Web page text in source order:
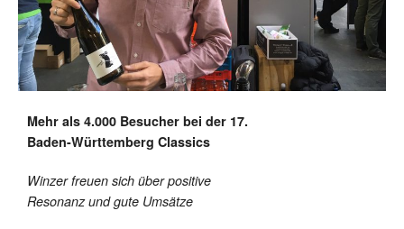
Mehr als 4.000 Besucher bei der 17.
Baden-Württemberg Classics
Winzer freuen sich über positive
Resonanz und gute Umsätze